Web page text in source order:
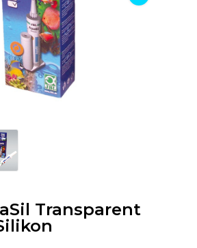
Transparent